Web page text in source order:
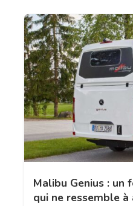
Malibu Genius : un
qui ne ressemble à